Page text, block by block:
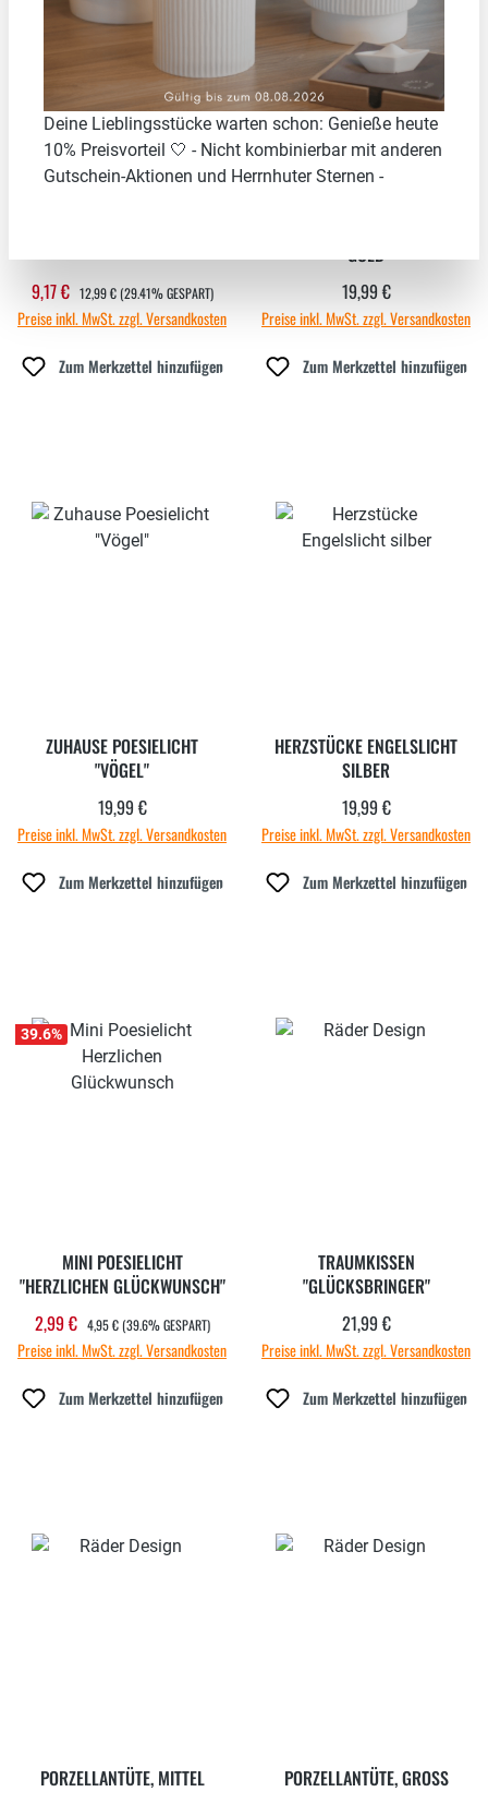
Verkaufspreis:
9,17 € REGULÄRER PREIS:
12,99 € (29.41% GESPART)
Preise inkl. MwSt. zzgl. Versandkosten
Zum Merkzettel hinzufügen
GOLD
Regulärer Preis:
19,99 €
Preise inkl. MwSt. zzgl. Versandkosten
Zum Merkzettel hinzufügen
ZUHAUSE POESIELICHT
"VÖGEL"
Regulärer Preis:
19,99 €
Preise inkl. MwSt. zzgl. Versandkosten
Zum Merkzettel hinzufügen
HERZSTÜCKE ENGELSLICHT
SILBER
Regulärer Preis:
19,99 €
Preise inkl. MwSt. zzgl. Versandkosten
Zum Merkzettel hinzufügen
39.6%
MINI POESIELICHT
"HERZLICHEN GLÜCKWUNSCH"
Verkaufspreis:
2,99 € REGULÄRER PREIS:
4,95 € (39.6% GESPART)
Preise inkl. MwSt. zzgl. Versandkosten
Zum Merkzettel hinzufügen
TRAUMKISSEN
"GLÜCKSBRINGER"
Regulärer Preis:
21,99 €
Preise inkl. MwSt. zzgl. Versandkosten
Zum Merkzettel hinzufügen
PORZELLANTÜTE, MITTEL PORZELLANTÜTE, GROSS
Deine Lieblingsstücke warten schon: Genieße heute
10% Preisvorteil 🤍 - Nicht kombinierbar mit anderen
Gutschein-Aktionen und Herrnhuter Sternen -